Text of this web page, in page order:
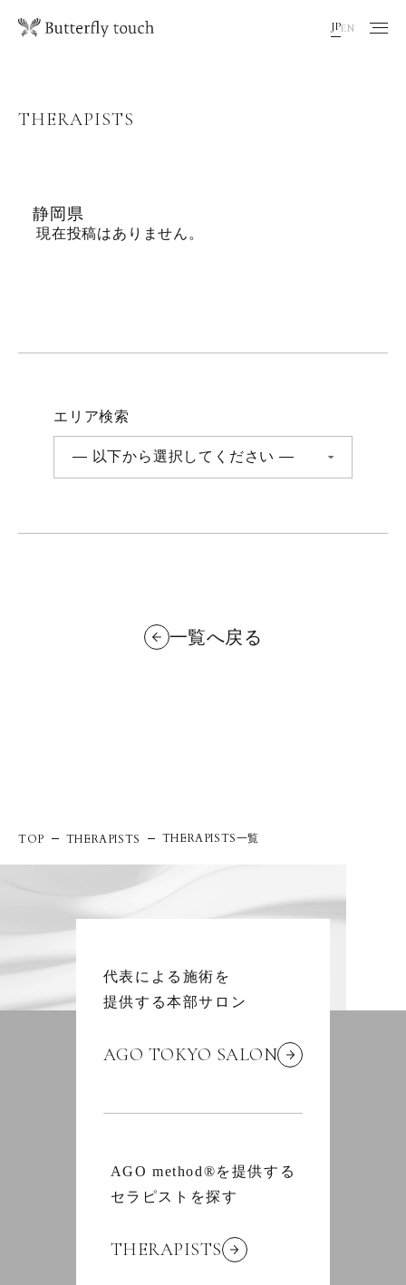
EN
JP
THERAPISTS
静岡県
現在投稿はありません。
エリア検索
一覧へ戻る
TOP THERAPISTS THERAPISTS一覧
代表による施術を
提供する本部サロン
AGO TOKYO SALON
AGO method®を提供する
セラピストを探す
THERAPISTS